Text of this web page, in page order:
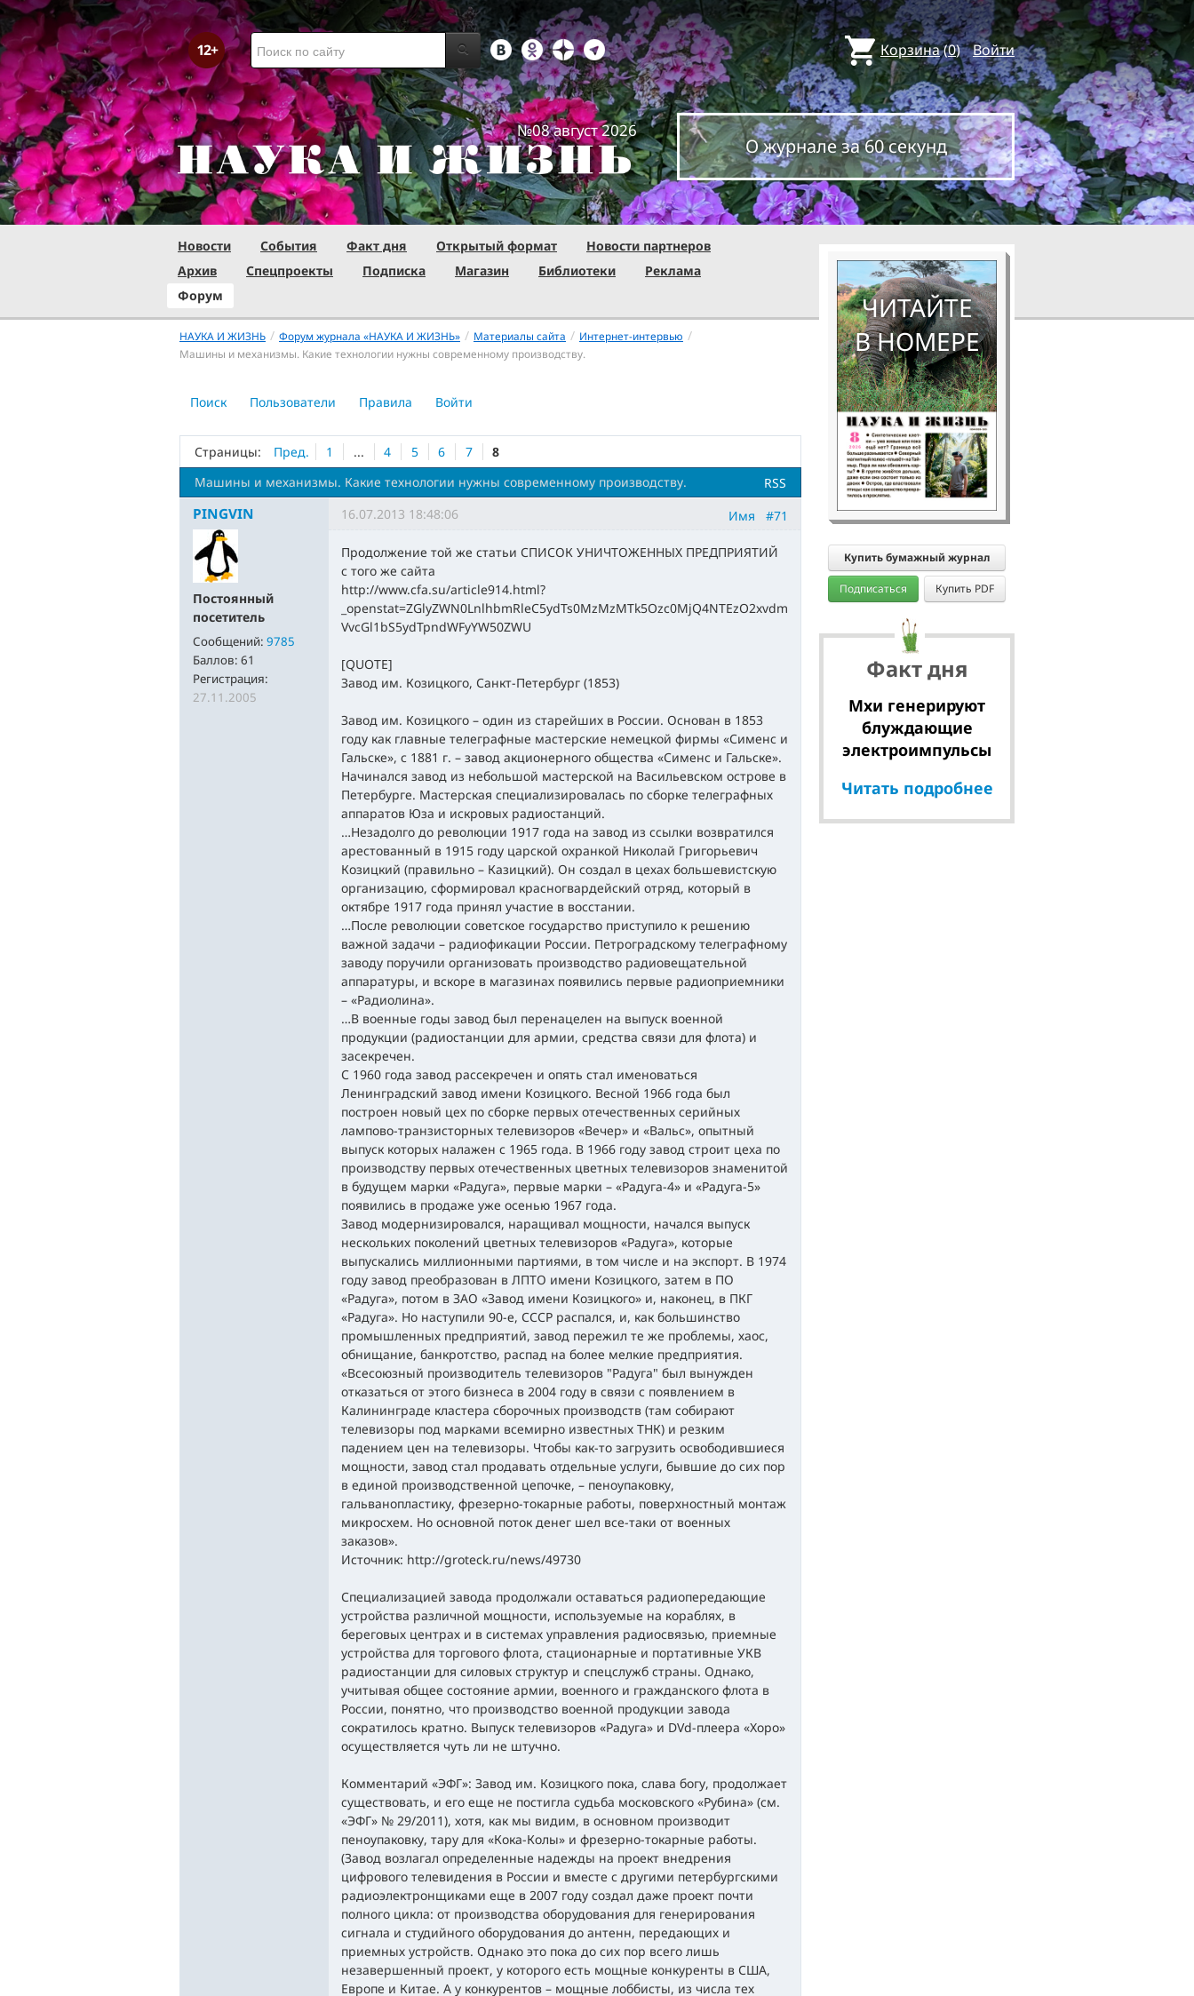
Корзина(0) Войти
№08 август 2026
О журнале за 60 секунд
Новости События Факт дня Открытый формат
Новости партнеров
Архив
Спецпроекты Подписка Магазин Библиотеки
Реклама
Форум
НАУКА И ЖИЗНЬ / Форум журнала «НАУКА И ЖИЗНЬ» / Материалы сайта / Интернет-интервью /
Машины и механизмы. Какие технологии нужны современному производству.
Поиск Пользователи Правила Войти
Страницы: Пред. 1 ... 4 5 6 7
8
RSS
Машины и механизмы. Какие технологии нужны современному производству.
PINGVIN
Постоянный
посетитель
Сообщений: 9785
Баллов: 61
Регистрация:
27.11.2005
Имя #71
16.07.2013 18:48:06
Продолжение той же статьи СПИСОК УНИЧТОЖЕННЫХ ПРЕДПРИЯТИЙ
с того же сайта
http://www.cfa.su/article914.html?
_openstat=ZGlyZWN0LnlhbmRleC5ydTs0MzMzMTk5Ozc0MjQ4NTEzO2xvdm
­VvcGl1bS5ydTpndWFyYW50ZWU
[QUOTE]
Завод им. Козицкого, Санкт-Петербург (1853)
Завод им. Козицкого – один из старейших в России. Основан в 1853
году как главные телеграфные мастерские немецкой фирмы «Сименс и
Гальске», с 1881 г. – завод акционерного общества «Сименс и Гальске».
Начинался завод из небольшой мастерской на Васильевском острове в
Петербурге. Мастерская специализировалась по сборке телеграфных
аппаратов Юза и искровых радиостанций.
…Незадолго до революции 1917 года на завод из ссылки возвратился
арестованный в 1915 году царской охранкой Николай Григорьевич
Козицкий (правильно – Казицкий). Он создал в цехах большевистскую
организацию, сформировал красногвардейский отряд, который в
октябре 1917 года принял участие в восстании.
…После революции советское государство приступило к решению
важной задачи – радиофикации России. Петроградскому телеграфному
заводу поручили организовать производство радиовещательной
аппаратуры, и вскоре в магазинах появились первые радиоприемники
– «Радиолина».
…В военные годы завод был перенацелен на выпуск военной
продукции (радиостанции для армии, средства связи для флота) и
засекречен.
С 1960 года завод рассекречен и опять стал именоваться
Ленинградский завод имени Козицкого. Весной 1966 года был
построен новый цех по сборке первых отечественных серийных
лампово-транзисторных телевизоров «Вечер» и «Вальс», опытный
выпуск которых налажен с 1965 года. В 1966 году завод строит цеха по
производству первых отечественных цветных телевизоров знаменитой
в будущем марки «Радуга», первые марки – «Радуга-4» и «Радуга-5»
появились в продаже уже осенью 1967 года.
Завод модернизировался, наращивал мощности, начался выпуск
нескольких поколений цветных телевизоров «Радуга», которые
выпускались миллионными партиями, в том числе и на экспорт. В 1974
году завод преобразован в ЛПТО имени Козицкого, затем в ПО
«Радуга», потом в ЗАО «Завод имени Козицкого» и, наконец, в ПКГ
«Радуга». Но наступили 90-е, СССР распался, и, как большинство
промышленных предприятий, завод пережил те же проблемы, хаос,
обнищание, банкротство, распад на более мелкие предприятия.
«Всесоюзный производитель телевизоров "Радуга" был вынужден
отказаться от этого бизнеса в 2004 году в связи с появлением в
Калининграде кластера сборочных производств (там собирают
телевизоры под марками всемирно известных ТНК) и резким
падением цен на телевизоры. Чтобы как-то загрузить освободившиеся
мощности, завод стал продавать отдельные услуги, бывшие до сих пор
в единой производственной цепочке, – пеноупаковку,
гальванопластику, фрезерно-токарные работы, поверхностный монтаж
микросхем. Но основной поток денег шел все-таки от военных
заказов».
Источник: http://groteck.ru/news/49730
Специализацией завода продолжали оставаться радиопередающие
устройства различной мощности, используемые на кораблях, в
береговых центрах и в системах управления радиосвязью, приемные
устройства для торгового флота, стационарные и портативные УКВ
радиостанции для силовых структур и спецслужб страны. Однако,
учитывая общее состояние армии, военного и гражданского флота в
России, понятно, что производство военной продукции завода
сократилось кратно. Выпуск телевизоров «Радуга» и DVd-плеера «Хоро»
осуществляется чуть ли не штучно.
Комментарий «ЭФГ»: Завод им. Козицкого пока, слава богу, продолжает
существовать, и его еще не постигла судьба московского «Рубина» (см.
«ЭФГ» № 29/2011), хотя, как мы видим, в основном производит
пеноупаковку, тару для «Кока-Колы» и фрезерно-токарные работы.
(Завод возлагал определенные надежды на проект внедрения
цифрового телевидения в России и вместе с другими петербургскими
радиоэлектронщиками еще в 2007 году создал даже проект почти
полного цикла: от производства оборудования для генерирования
сигнала и студийного оборудования до антенн, передающих и
приемных устройств. Однако это пока до сих пор всего лишь
незавершенный проект, у которого есть мощные конкуренты в США,
Европе и Китае. А у конкурентов – мощные лоббисты, из числа тех
ЧИТАЙТЕ
В НОМЕРЕ
Купить бумажный журнал
Подписаться Купить PDF
Факт дня
Мхи генерируют
блуждающие
электроимпульсы
Читать подробнее